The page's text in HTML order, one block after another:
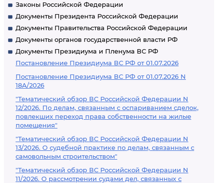
Законы Российской Федерации
Документы Президента Российской Федерации
Документы Правительства Российской Федерации
Документы органов государственной власти РФ
Документы Президиума и Пленума ВС РФ
Постановление Президиума ВС РФ от 01.07.2026
Постановление Президиума ВС РФ от 01.07.2026 N
18А/2026
"Тематический обзор ВС Российской Федерации N
12/2026. По делам, связанным с оспариванием сделок,
повлекших переход права собственности на жилые
помещения"
"Тематический обзор ВС Российской Федерации N
13/2026. О судебной практике по делам, связанным с
самовольным строительством"
"Тематический обзор ВС Российской Федерации N
11/2026. О рассмотрении судами дел, связанных с